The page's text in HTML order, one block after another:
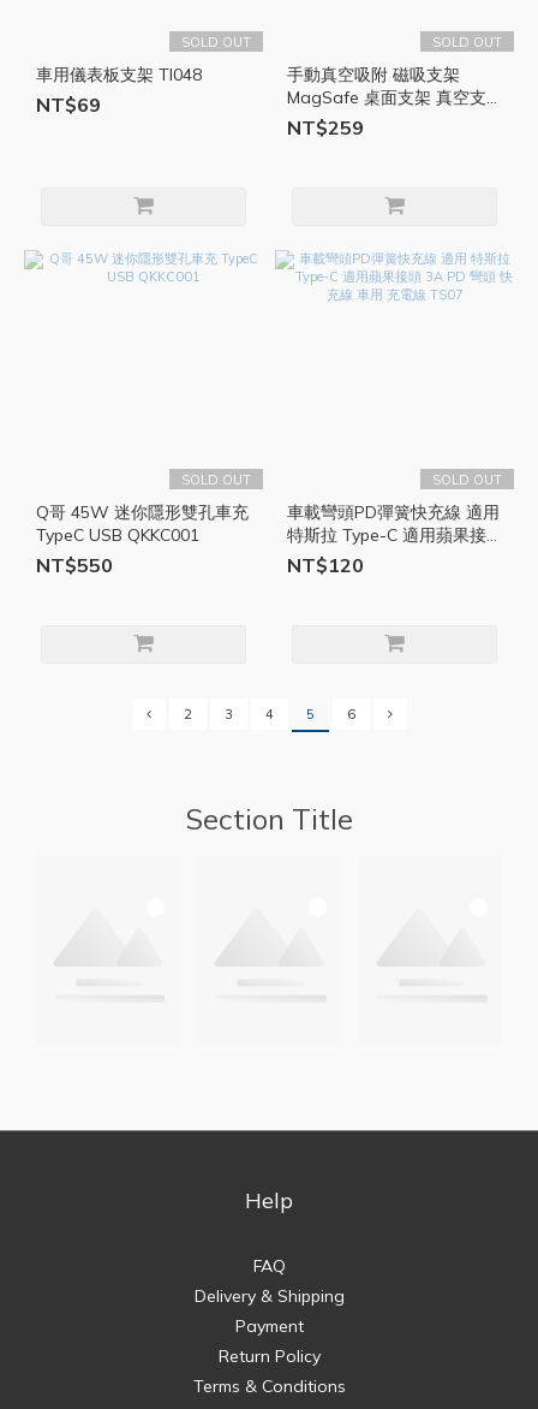
SOLD OUT
車用儀表板支架 TI048
NT$69
SOLD OUT
手動真空吸附 磁吸支架
MagSafe 桌面支架 真空支
架 手機支架 手機架 車架 真
空吸盤 吸盤 支架 LG084
NT$259
SOLD OUT
Q哥 45W 迷你隱形雙孔車充
TypeC USB QKKC001
NT$550
SOLD OUT
車載彎頭PD彈簧快充線 適用
特斯拉 Type-C 適用蘋果接
頭 3A PD 彎頭 快充線 車用
充電線 TS07
NT$120
2 3 4 5 6
Section Title
Help
FAQ
Delivery & Shipping
Payment
Return Policy
Terms & Conditions